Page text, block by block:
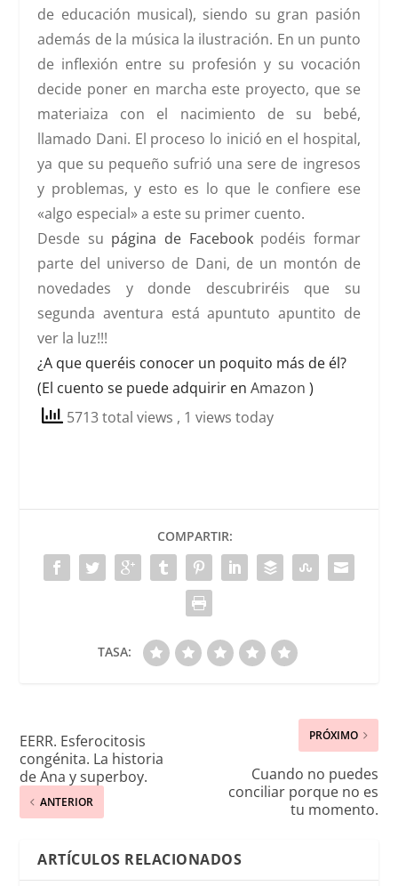
de educación musical), siendo su gran pasión
además de la música la ilustración. En un punto
de inflexión entre su profesión y su vocación
decide poner en marcha este proyecto, que se
materiaiza con el nacimiento de su bebé,
llamado Dani. El proceso lo inició en el hospital,
ya que su pequeño sufrió una sere de ingresos
y problemas, y esto es lo que le confiere ese
«algo especial» a este su primer cuento.
Desde su página de Facebookpodéis formar
parte del universo de Dani, de un montón de
novedades y donde descubriréis que su
segunda aventura está apuntuto apuntito de
ver la luz!!!
¿A que queréis conocer un poquito más de él?
(El cuento se puede adquirir enAmazon)
5713 total views , 1 views today
COMPARTIR:
TASA:
EERR. Esferocitosis
congénita. La historia
de Ana y superboy.
ANTERIOR
PRÓXIMO
Cuando no puedes
conciliar porque no es
tu momento.
ARTÍCULOS RELACIONADOS